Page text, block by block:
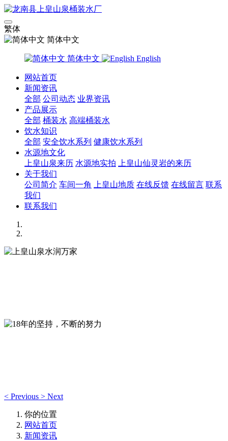
繁体
简体中文
简体中文 English
网站首页
新闻资讯
全部 公司动态 业界资讯
产品展示
全部 桶装水 高端桶装水
饮水知识
全部 安全饮水系列 健康饮水系列
水源地文化
上皇山泉来历 水源地实拍
上皇山仙灵岩的来历
关于我们
公司简介 车间一角 上皇山地质 在线反馈 在线留言 联系
我们
联系我们
< Previous > Next
你的位置
网站首页
新闻资讯